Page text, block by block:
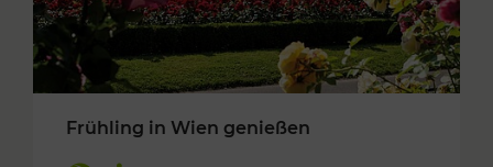
Frühling in Wien genießen